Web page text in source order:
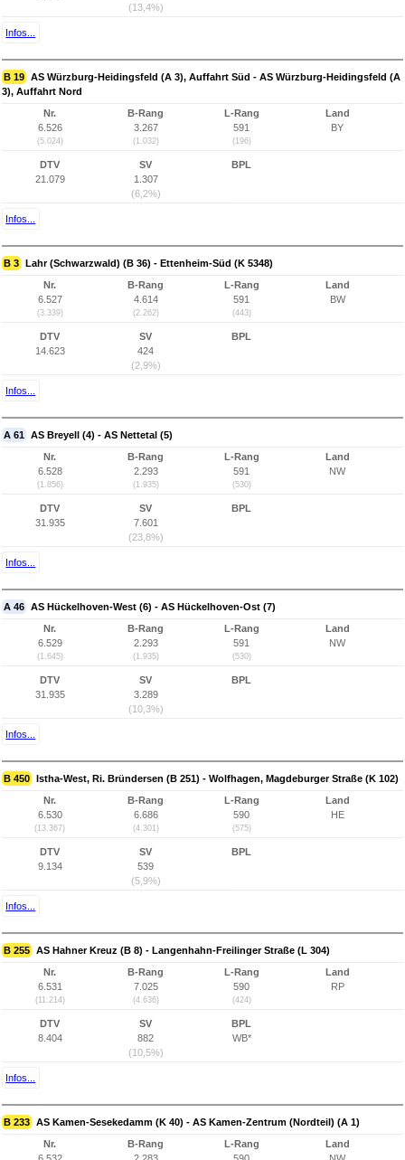
(13,4%)
Infos...
B 19 AS Würzburg-Heidingsfeld (A 3), Auffahrt Süd - AS Würzburg-Heidingsfeld (A
3), Auffahrt Nord
Nr.
6.526
(5.024)
B-Rang
3.267
(1.032)
L-Rang
591
(196)
Land
BY
DTV
21.079
SV
1.307
(6,2%)
BPL
Infos...
B 3 Lahr (Schwarzwald) (B 36) - Ettenheim-Süd (K 5348)
Nr.
6.527
(3.339)
B-Rang
4.614
(2.262)
L-Rang
591
(443)
Land
BW
DTV
14.623
SV
424
(2,9%)
BPL
Infos...
A 61 AS Breyell (4) - AS Nettetal (5)
Nr.
6.528
(1.856)
B-Rang
2.293
(1.935)
L-Rang
591
(530)
Land
NW
DTV
31.935
SV
7.601
(23,8%)
BPL
Infos...
A 46 AS Hückelhoven-West (6) - AS Hückelhoven-Ost (7)
Nr.
6.529
(1.645)
B-Rang
2.293
(1.935)
L-Rang
591
(530)
Land
NW
DTV
31.935
SV
3.289
(10,3%)
BPL
Infos...
B 450 Istha-West, Ri. Bründersen (B 251) - Wolfhagen, Magdeburger Straße (K 102)
Nr.
6.530
(13.367)
B-Rang
6.686
(4.301)
L-Rang
590
(575)
Land
HE
DTV
9.134
SV
539
(5,9%)
BPL
Infos...
B 255 AS Hahner Kreuz (B 8) - Langenhahn-Freilinger Straße (L 304)
Nr.
6.531
(11.214)
B-Rang
7.025
(4.636)
L-Rang
590
(424)
Land
RP
DTV
8.404
SV
882
(10,5%)
BPL
WB*
Infos...
B 233 AS Kamen-Sesekedamm (K 40) - AS Kamen-Zentrum (Nordteil) (A 1)
Nr.
B-Rang
L-Rang
Land